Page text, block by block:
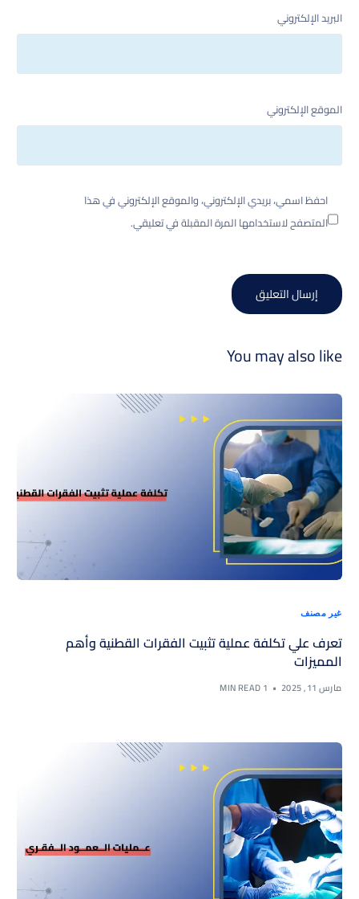
البريد الإلكتروني
الموقع الإلكتروني
احفظ اسمي، بريدي الإلكتروني، والموقع الإلكتروني في هذا
المتصفح لاستخدامها المرة المقبلة في تعليقي.
You may also like
غير مصنف
تعرف علي تكلفة عملية تثبيت الفقرات القطنية وأهم
المميزات
مارس 11, 2025 1 MIN READ